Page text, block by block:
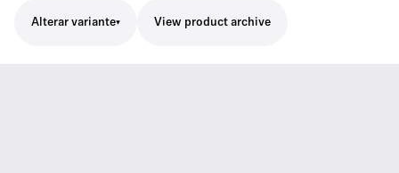
Alterar variante View product archive